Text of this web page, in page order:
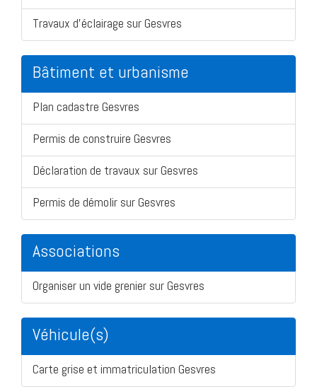
Travaux d'éclairage sur Gesvres
Bâtiment et urbanisme
Plan cadastre Gesvres
Permis de construire Gesvres
Déclaration de travaux sur Gesvres
Permis de démolir sur Gesvres
Associations
Organiser un vide grenier sur Gesvres
Véhicule(s)
Carte grise et immatriculation Gesvres